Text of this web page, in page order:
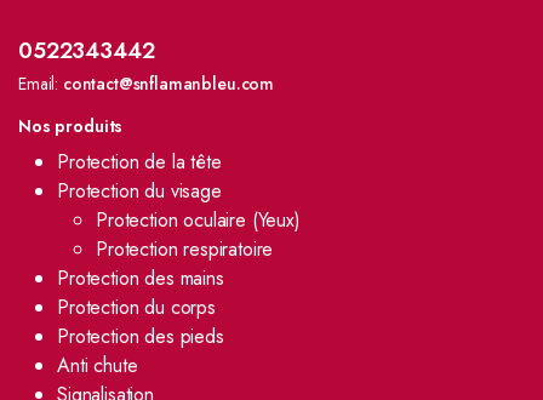
0522343442
Email: contact@snflamanbleu.com
Nos produits
Protection de la tête
Protection du visage
Protection oculaire (Yeux)
Protection respiratoire
Protection des mains
Protection du corps
Protection des pieds
Anti chute